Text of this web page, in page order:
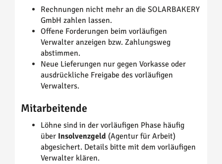
Rechnungen nicht mehr an die SOLARBAKERY
GmbH zahlen lassen.
Offene Forderungen beim vorläufigen
Verwalter anzeigen bzw. Zahlungsweg
abstimmen.
Neue Lieferungen nur gegen Vorkasse oder
ausdrückliche Freigabe des vorläufigen
Verwalters.
Mitarbeitende
Löhne sind in der vorläufigen Phase häufig
über Insolvenzgeld (Agentur für Arbeit)
abgesichert. Details bitte mit dem vorläufigen
Verwalter klären.